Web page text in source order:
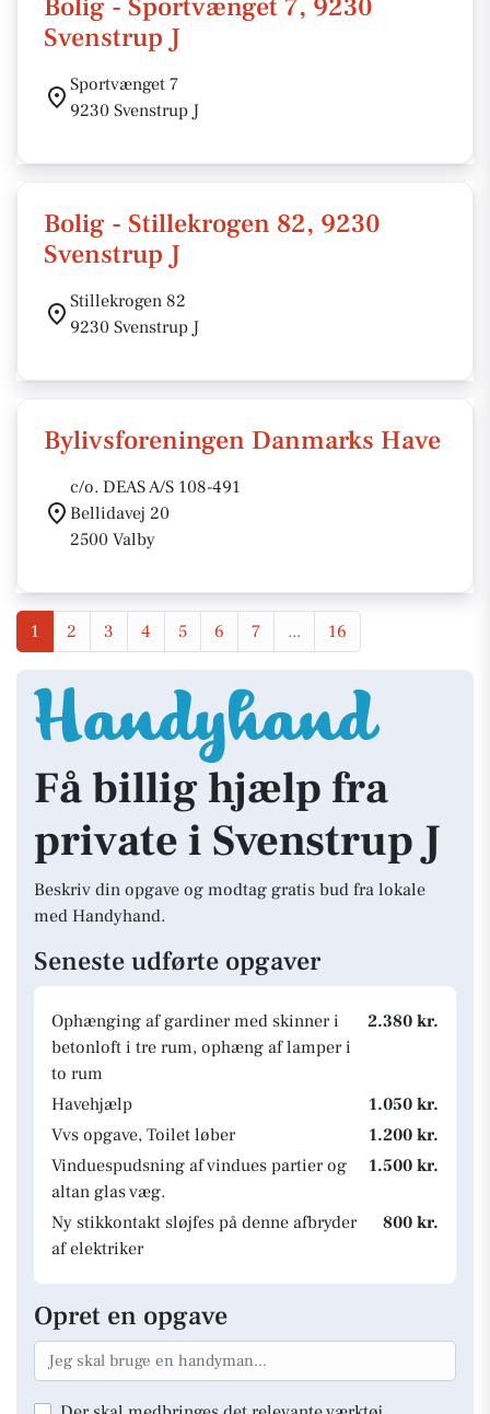
Bolig - Sportvænget 7, 9230
Svenstrup J
Sportvænget 7
9230 Svenstrup J
Bolig - Stillekrogen 82, 9230
Svenstrup J
Stillekrogen 82
9230 Svenstrup J
Bylivsforeningen Danmarks Have
c/o. DEAS A/S 108-491
Bellidavej 20
2500 Valby
1 2 3 4 5 6 7 ... 16
Få billig hjælp fra
private i Svenstrup J
Beskriv din opgave og modtag gratis bud fra lokale
med Handyhand.
Seneste udførte opgaver
Ophænging af gardiner med skinner i
betonloft i tre rum, ophæng af lamper i
to rum
2.380 kr.
Havehjælp
1.050 kr.
Vvs opgave, Toilet løber
1.200 kr.
Vinduespudsning af vindues partier og
altan glas væg.
1.500 kr.
Ny stikkontakt sløjfes på denne afbryder
af elektriker
800 kr.
Opret en opgave